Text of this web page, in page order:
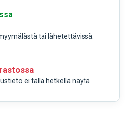
tai lähetettävissä.
ei tällä hetkellä näytä